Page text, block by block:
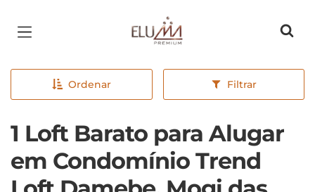
Página inicial
Ordenar Filtrar
1 Loft Barato para Alugar
em Condomínio Trend